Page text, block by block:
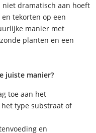
niet dramatisch aan hoeft
tekorten op een
manier met
planten en een
juiste manier?
toe aan het
type substraat of
en